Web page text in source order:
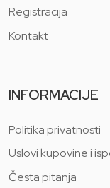
Registracija
Kontakt
INFORMACIJE
Politika privatnosti
Uslovi kupovine i
Česta pitanja